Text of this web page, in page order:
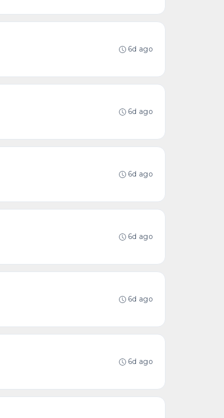
6d ago
6d ago
6d ago
6d ago
6d ago
6d ago